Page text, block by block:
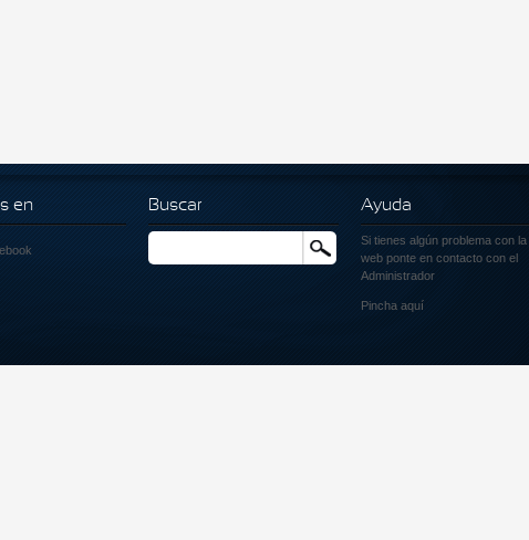
en Buscar
Buscar
Ayuda
Si tienes algún problema con la
web ponte en contacto con el
Administrador
Pincha aquí